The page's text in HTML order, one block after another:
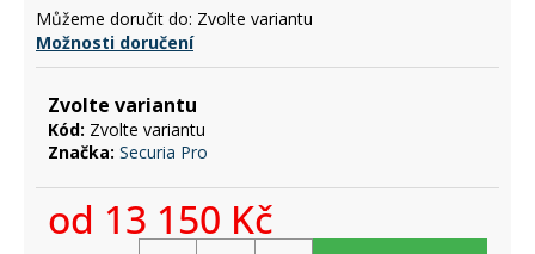
Můžeme doručit do: Zvolte variantu
Možnosti doručení
Zvolte variantu
Kód: Zvolte variantu
Značka: Securia Pro
od 13 150 Kč
e
m
e